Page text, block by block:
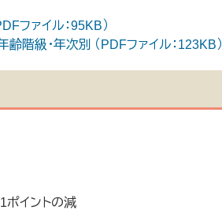
ファイル：95KB）
階級・年次別 （PDFファイル：123KB）
ポイントの減